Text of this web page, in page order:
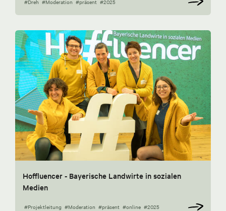
#Dreh #Moderation #präsent #2025
Hoffluencer - Bayerische Landwirte in sozialen
Medien
#Projektleitung #Moderation #präsent #online #2025